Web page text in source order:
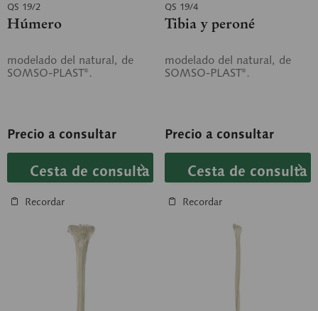
QS 19/2
Húmero
modelado del natural, de
SOMSO-PLAST®.
Precio a consultar
Cesta de consulta
Recordar
QS 19/4
Tibia y peroné
modelado del natural, de
SOMSO-PLAST®.
Precio a consultar
Cesta de consulta
Recordar